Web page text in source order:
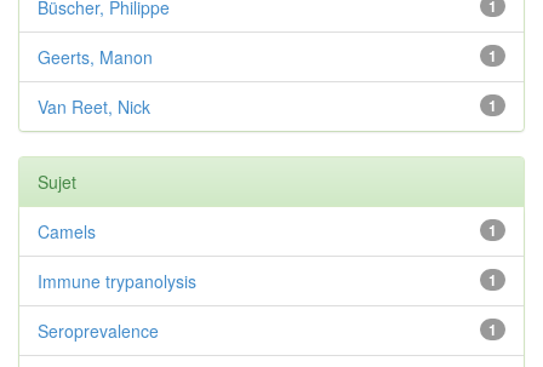
1
Büscher, Philippe
1
Geerts, Manon
1
Van Reet, Nick
Sujet
1
Camels
1
Immune trypanolysis
1
Seroprevalence